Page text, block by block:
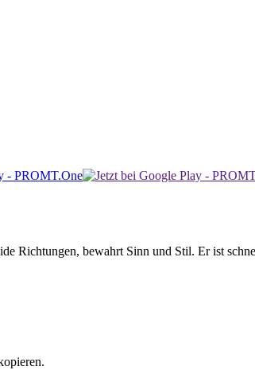
Richtungen, bewahrt Sinn und Stil. Er ist